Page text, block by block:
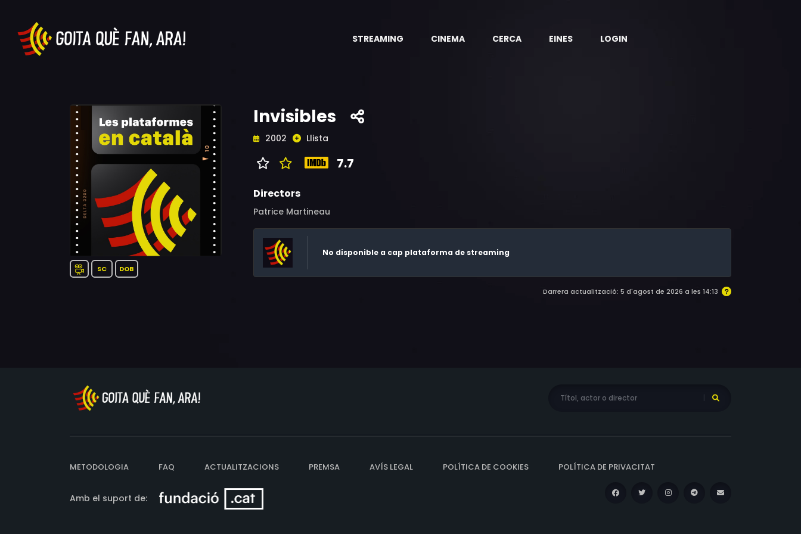
STREAMING CINEMA CERCA EINES LOGIN
SC DOB
Invisibles
2002 Llista
7.7
Directors
Patrice Martineau
No disponible a cap plataforma de streaming
Darrera actualització: 5 d'agost de 2026 a les 14:13
METODOLOGIA FAQ ACTUALITZACIONS PREMSA AVÍS LEGAL POLÍTICA DE COOKIES POLÍTICA DE PRIVACITAT
Amb el suport de: